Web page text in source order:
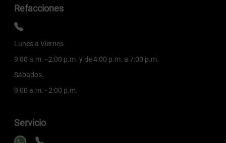
Refacciones
Lunes a Viernes
9:00 a.m. - 2:00 p.m. y de 4:00 p.m. a 7:00 p.m.
Sábados
9:00 a.m. - 2:00 p.m.
Servicio